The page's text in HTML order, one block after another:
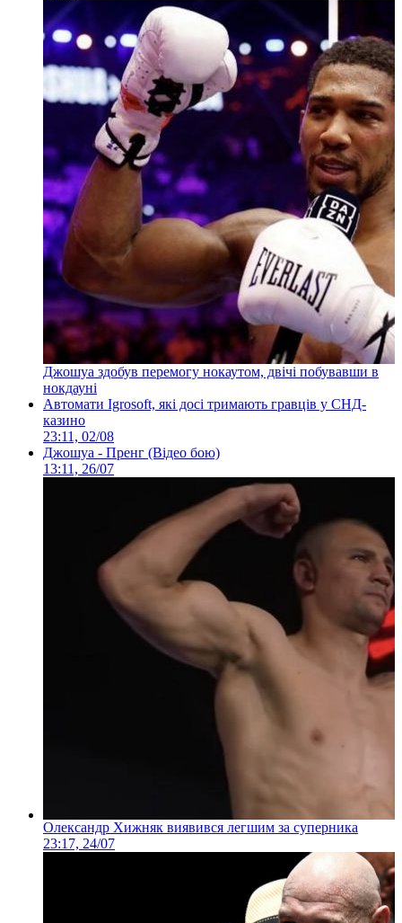
Джошуа здобув перемогу нокаутом, двічі побувавши в
нокдауні
Автомати Igrosoft, які досі тримають гравців у СНД-
казино
23:11, 02/08
Джошуа - Пренг (Відео бою)
13:11, 26/07
Олександр Хижняк виявився легшим за суперника
23:17, 24/07